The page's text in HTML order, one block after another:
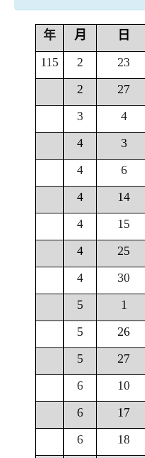
年 月 日
115
2 23
2
27
3
4
4
3
4
6
4
14
4
15
4
25
4
30
5
1
5
26
5
27
6
10
6
17
6
18